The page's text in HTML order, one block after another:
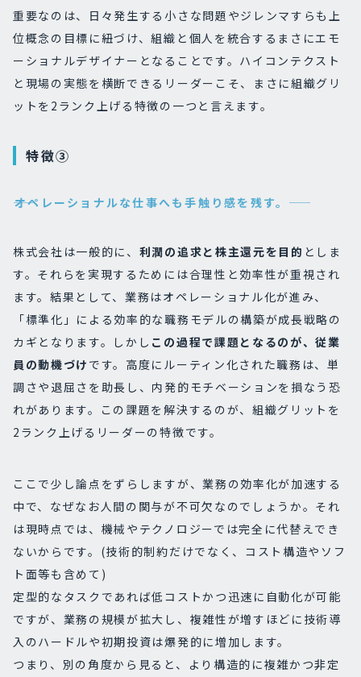
重要なのは、日々発生する小さな問題やジレンマすらも上
位概念の目標に紐づけ、組織と個人を統合するまさにエモ
ーショナルデザイナーとなることです。ハイコンテクスト
と現場の実態を横断できるリーダーこそ、まさに組織グリ
ットを2ランク上げる特徴の一つと言えます。
特徴③
――オペレーショナルな仕事へも手触り感を残す。――
株式会社は一般的に、 利潤の追求と株主還元を目的 としま
す。それらを実現するためには合理性と効率性が重視され
ます。結果として、業務はオペレーショナル化が進み、
「標準化」による効率的な職務モデルの構築が成長戦略の
カギとなります。しかし この過程で課題となるのが、従業
員の動機づけ です。高度にルーティン化された職務は、単
調さや退屈さを助長し、内発的モチベーションを損なう恐
れがあります。この課題を解決するのが、組織グリットを
2ランク上げるリーダーの特徴です。
ここで少し論点をずらしますが、業務の効率化が加速する
中で、なぜなお人間の関与が不可欠なのでしょうか。それ
は現時点では、機械やテクノロジーでは完全に代替えでき
ないからです。(技術的制約だけでなく、コスト構造やソフ
ト面等も含めて)
定型的なタスクであれば低コストかつ迅速に自動化が可能
ですが、業務の規模が拡大し、複雑性が増すほどに技術導
入のハードルや初期投資は爆発的に増加します。
つまり、別の角度から見ると、より構造的に複雑かつ非定